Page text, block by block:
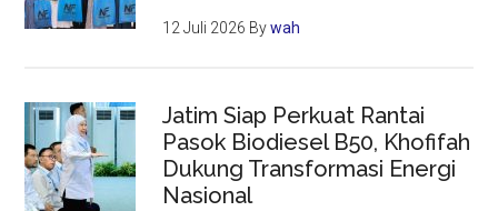
12 Juli 2026 Bywah
Jatim Siap Perkuat Rantai
Pasok Biodiesel B50, Khofifah
Dukung Transformasi Energi
Nasional